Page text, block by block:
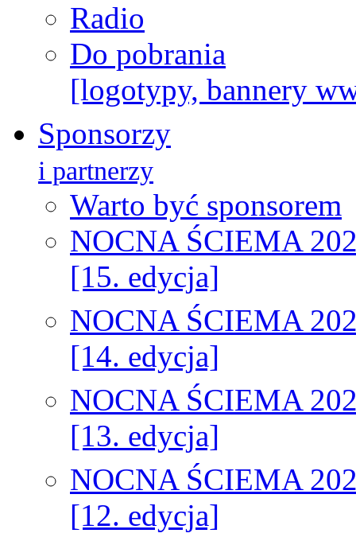
Radio
Do pobrania
[logotypy, bannery
Sponsorzy
i partnerzy
Warto być sponsorem
NOCNA ŚCIEMA
[15. edycja]
NOCNA ŚCIEMA
[14. edycja]
NOCNA ŚCIEMA
[13. edycja]
NOCNA ŚCIEMA
[12. edycja]